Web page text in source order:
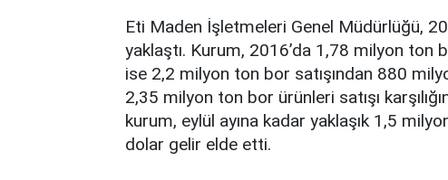
Eti Maden İşletmeleri Genel Müdürlüğü,
yaklaştı. Kurum, 2016’da 1,78 milyon ton
ise 2,2 milyon ton bor satışından 880
2,35 milyon ton bor ürünleri satışı
kurum, eylül ayına kadar yaklaşık 1,5
dolar gelir elde etti.